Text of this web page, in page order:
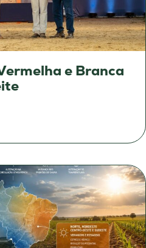
e Branca